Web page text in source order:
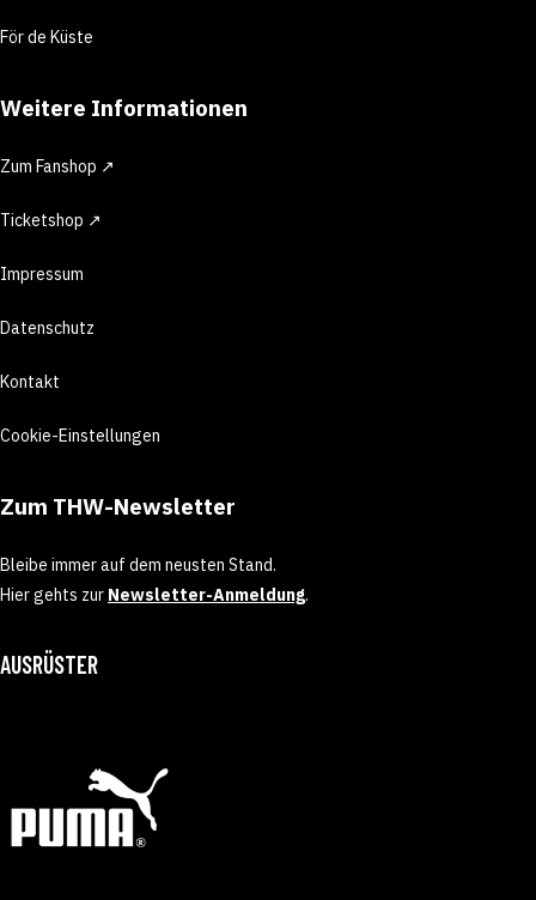
För de Küste
Weitere Informationen
Zum Fanshop ↗
Ticketshop ↗
Impressum
Datenschutz
Kontakt
Cookie-Einstellungen
Zum THW-Newsletter
Bleibe immer auf dem neusten Stand.
Hier gehts zur Newsletter-Anmeldung.
AUSRÜSTER